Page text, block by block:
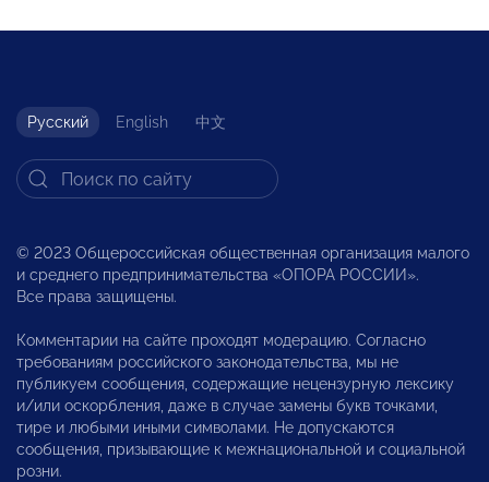
Русский English 中文
© 2023 Общероссийская общественная организация малого
и среднего предпринимательства «ОПОРА РОССИИ».
Все права защищены.
Комментарии на сайте проходят модерацию. Согласно
требованиям российского законодательства, мы не
публикуем сообщения, содержащие нецензурную лексику
и/или оскорбления, даже в случае замены букв точками,
тире и любыми иными символами. Не допускаются
сообщения, призывающие к межнациональной и социальной
розни.